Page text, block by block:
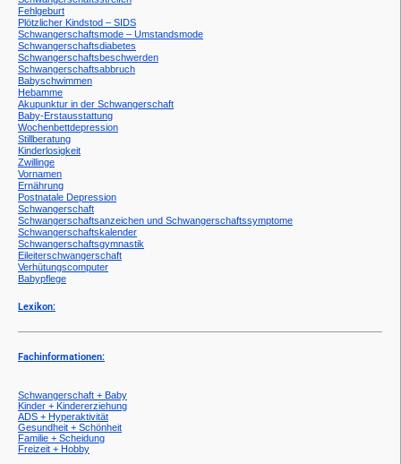
Fehlgeburt
Plötzlicher Kindstod – SIDS
Schwangerschaftsmode – Umstandsmode
Schwangerschaftsdiabetes
Schwangerschaftsbeschwerden
Schwangerschaftsabbruch
Babyschwimmen
Hebamme
Akupunktur in der Schwangerschaft
Baby-Erstausstattung
Wochenbettdepression
Stillberatung
Kinderlosigkeit
Zwillinge
Vornamen
Ernährung
Postnatale Depression
Schwangerschaft
Schwangerschaftsanzeichen und Schwangerschaftssymptome
Schwangerschaftskalender
Schwangerschaftsgymnastik
Eileiterschwangerschaft
Verhütungscomputer
Babypflege
Lexikon:
Fachinformationen:
Schwangerschaft + Baby
Kinder + Kindererziehung
ADS + Hyperaktivität
Gesundheit + Schönheit
Familie + Scheidung
Freizeit + Hobby